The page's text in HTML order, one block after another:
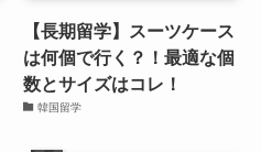
【長期留学】スーツケース
は何個で行く？！最適な個
数とサイズはコレ！
韓国留学